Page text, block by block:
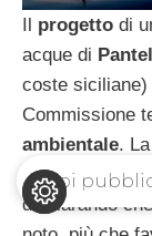
progetto di
acque di
coste
Commissione
ambientale.
Greenpeacene
dichiarando
Vuoi